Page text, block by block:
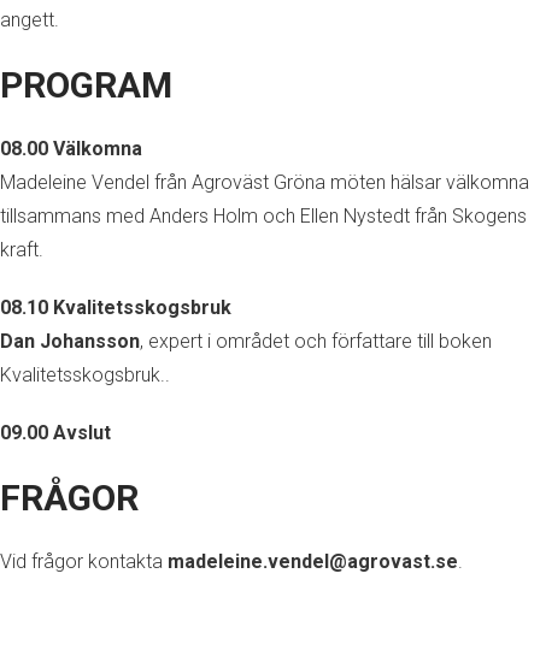
angett.
PROGRAM
08.00 Välkomna
Madeleine Vendel från Agroväst Gröna möten hälsar välkomna
tillsammans med Anders Holm och Ellen Nystedt från Skogens
kraft.
08.10 Kvalitetsskogsbruk
Dan Johansson, expert i området och författare till boken
Kvalitetsskogsbruk..
09.00 Avslut
FRÅGOR
Vid frågor kontakta madeleine.vendel@agrovast.se.